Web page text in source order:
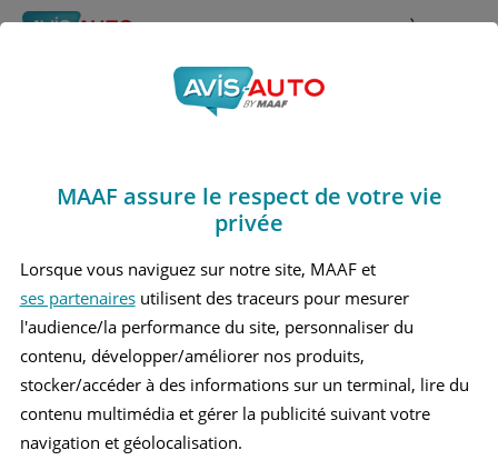
Rechercher À propos
Obtenir un devis d'assurance auto MAAF
Avis Kia Rio
KIA RIO 1 BERLINE
KIA RIO 3 BERLINE
KIA RIO 4 BERLINE
MAAF assure le respect de votre vie
privée
Lorsque vous naviguez sur notre site, MAAF et
ses partenairesutilisent des traceurs pour mesurer
l'audience/la performance du site, personnaliser du
contenu, développer/améliorer nos produits,
stocker/accéder à des informations sur un terminal, lire du
contenu multimédia et gérer la publicité suivant votre
navigation et géolocalisation.